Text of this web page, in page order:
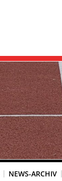
NEWS-ARCHIV